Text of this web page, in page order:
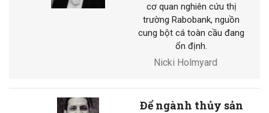
cơ quan nghiên cứu thị
trường Rabobank, nguồn
cung bột cá toàn cầu đang
ổn định.
Nicki Holmyard
Để ngành thủy sản